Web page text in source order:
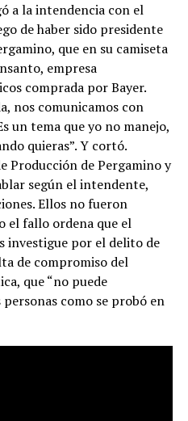
a la intendencia con el
de haber sido presidente
que en su camiseta
empresa
comprada por Bayer.
nos comunicamos con
un tema que yo no manejo,
quieras”. Y cortó.
Producción de Pergamino y
según el intendente,
Ellos no fueron
el fallo ordena que el
investigue por el delito de
de compromiso del
que “no puede
como se probó en